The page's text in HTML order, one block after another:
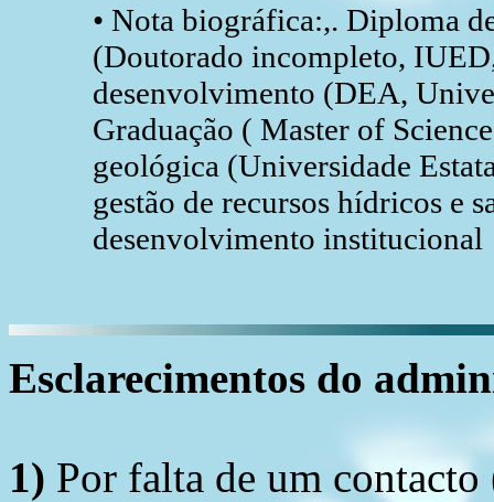
• Nota biográfica:,. Diploma
(Doutorado incompleto,
desenvolvimento (DEA,
Graduação ( Master of
geológica (Universidade
gestão de recursos hídricos e
desenvolvimento institucional
Esclarecimentos do
1) Por falta de um